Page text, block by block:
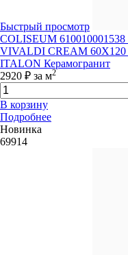
Быстрый просмотр
COLISEUM
VIVALDI CREAM
ITALON Керамогранит
2920 ₽ за м2
В корзину
Подробнее
Новинка
69914